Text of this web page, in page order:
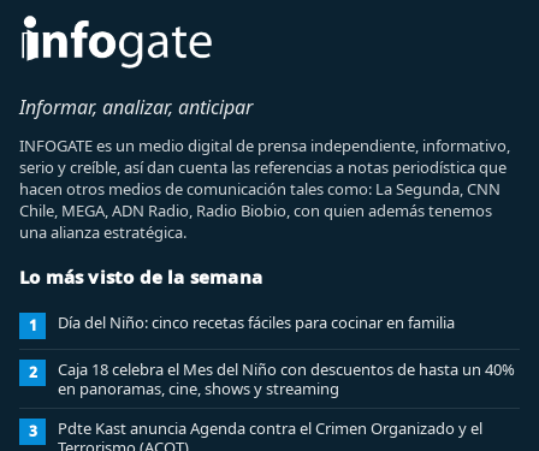
Informar, analizar, anticipar
INFOGATE es un medio digital de prensa independiente, informativo,
serio y creíble, así dan cuenta las referencias a notas periodística que
hacen otros medios de comunicación tales como: La Segunda, CNN
Chile, MEGA, ADN Radio, Radio Biobio, con quien además tenemos
una alianza estratégica.
Lo más visto de la semana
1 Día del Niño: cinco recetas fáciles para cocinar en familia
2
Caja 18 celebra el Mes del Niño con descuentos de hasta un 40%
en panoramas, cine, shows y streaming
3
Pdte Kast anuncia Agenda contra el Crimen Organizado y el